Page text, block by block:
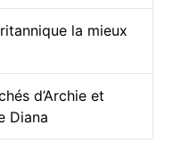
la mieux
d’Archie et
Diana